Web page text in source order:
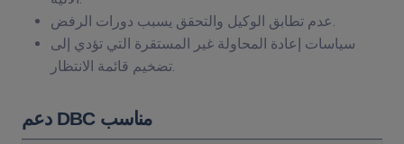
سياسات إعادة المحاولة غير المستقرة التي تؤدي إلى
دعم DBC مناسب